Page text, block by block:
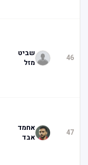
46
שביט
מזל
47
אחמד
אבד